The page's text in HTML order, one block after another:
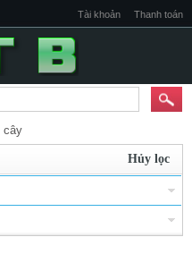
Tài khoản Thanh toán
cây
Hủy lọc